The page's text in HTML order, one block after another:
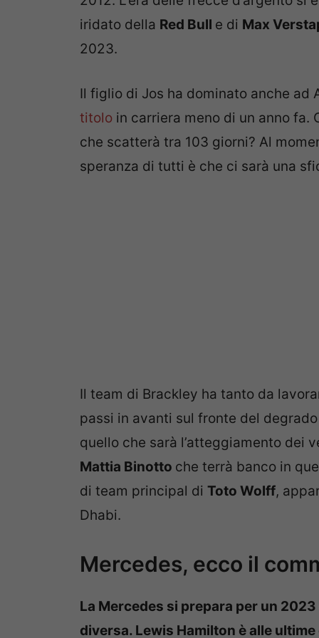
iridato della Red Bull e di Max
2023.
Il figlio di Jos ha dominato anche ad
titolo in carriera meno di un anno fa.
che scatterà tra 103 giorni? Al
speranza di tutti è che ci sarà una
Il team di Brackley ha tanto da
passi in avanti sul fronte del
quello che sarà l’atteggiamento dei
Mattia Binotto che terrà banco in
di team principal di Toto Wolff,
Dhabi.
Mercedes, ecco il
La Mercedes si prepara per un
diversa. Lewis Hamilton è alle